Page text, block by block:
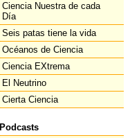
Ciencia Nuestra de cada
Día
Seis patas tiene la vida
Océanos de Ciencia
Ciencia EXtrema
El Neutrino
Cierta Ciencia
Podcasts